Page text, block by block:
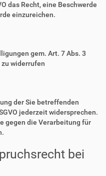
das Recht, eine Beschwerde
einzureichen.
gem. Art. 7 Abs. 3
zu widerrufen
der Sie betreffenden
jederzeit widersprechen.
gegen die Verarbeitung für
bei